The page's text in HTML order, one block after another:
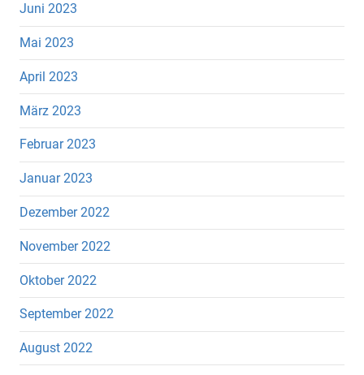
Juni 2023
Mai 2023
April 2023
März 2023
Februar 2023
Januar 2023
Dezember 2022
November 2022
Oktober 2022
September 2022
August 2022